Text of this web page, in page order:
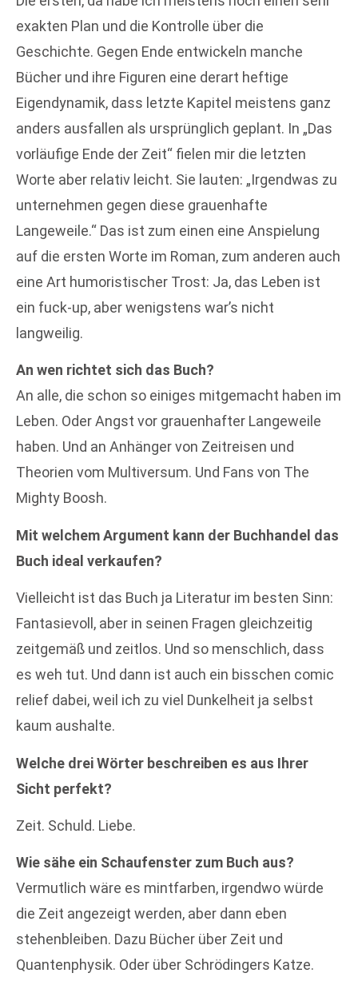
exakten Plan und die Kontrolle über die
Geschichte. Gegen Ende entwickeln manche
Bücher und ihre Figuren eine derart heftige
Eigendynamik, dass letzte Kapitel meistens ganz
anders ausfallen als ursprünglich geplant. In „Das
vorläufige Ende der Zeit“ fielen mir die letzten
Worte aber relativ leicht. Sie lauten: „Irgendwas zu
unternehmen gegen diese grauenhafte
Langeweile.“ Das ist zum einen eine Anspielung
auf die ersten Worte im Roman, zum anderen auch
eine Art humoristischer Trost: Ja, das Leben ist
ein fuck-up, aber wenigstens war’s nicht
langweilig.
An wen richtet sich das Buch?
An alle, die schon so einiges mitgemacht haben im
Leben. Oder Angst vor grauenhafter Langeweile
haben. Und an Anhänger von Zeitreisen und
Theorien vom Multiversum. Und Fans von The
Mighty Boosh.
Mit welchem Argument kann der Buchhandel das
Buch ideal verkaufen?
Vielleicht ist das Buch ja Literatur im besten Sinn:
Fantasievoll, aber in seinen Fragen gleichzeitig
zeitgemäß und zeitlos. Und so menschlich, dass
es weh tut. Und dann ist auch ein bisschen comic
relief dabei, weil ich zu viel Dunkelheit ja selbst
kaum aushalte.
Welche drei Wörter beschreiben es aus Ihrer
Sicht perfekt?
Zeit. Schuld. Liebe.
Wie sähe ein Schaufenster zum Buch aus?
Vermutlich wäre es mintfarben, irgendwo würde
die Zeit angezeigt werden, aber dann eben
stehenbleiben. Dazu Bücher über Zeit und
Quantenphysik. Oder über Schrödingers Katze.